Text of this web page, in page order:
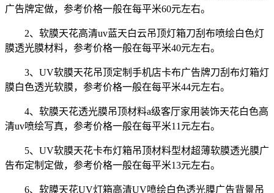
广告牌定做，参考价格一般在每平米60元左右。
2、软膜天花高清uv蓝天白云吊顶灯箱刀刮布喷绘白色灯
膜透光膜材料，参考价格一般在每平米40元左右。
3、UV软膜天花吊顶定制手机店卡布广告牌刀刮布灯箱灯
膜白色透光软膜，参考价格一般在每平米44元左右。
4、软膜天花透光膜吊顶材料a级客厅家用装饰天花白色高
清uv喷绘写真，参考价格一般在每平米11元左右。
5、UV软膜天花卡布灯箱吊顶材料型材超薄软膜透光膜广
告布定制定做，参考价格一般在每平米13元左右。
6、软膜天花UV灯箱高清UV喷绘白色透光膜广告背景吊